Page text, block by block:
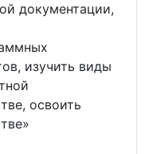
документации,
изучить виды
освоить